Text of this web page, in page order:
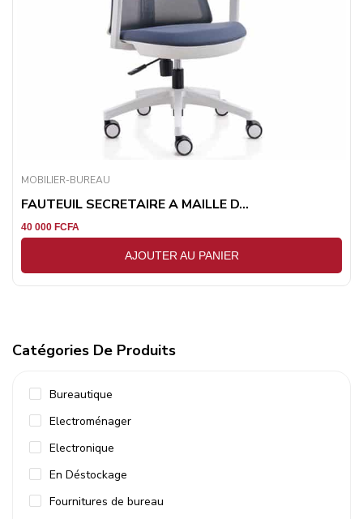
Catégories De Produits
Bureautique
Electroménager
Electronique
En Déstockage
Fournitures de bureau
MOBILIER-BUREAU
FAUTEUIL SECRETAIRE A MAILLE D...
40 000 FCFA
AJOUTER AU PANIER